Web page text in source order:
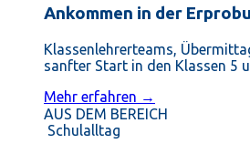
Ankommen in der
Klassenlehrerteams,
sanfter Start in den Klassen 5
Mehr erfahren →
AUS DEM BEREICH
Schulalltag